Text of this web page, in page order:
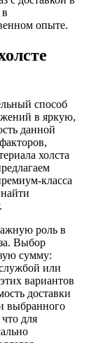
опыте.
способ
в яркую,
данной
холста
класса
роль в
Выбор
сумму:
или
вариантов
доставки
выбранного
для